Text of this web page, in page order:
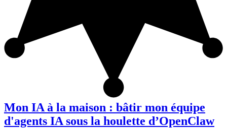
Mon IA à la maison : bâtir mon équipe
d'agents IA sous la houlette d’OpenClaw